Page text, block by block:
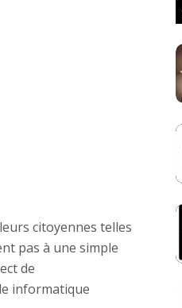
citoyennes telles
pas à une simple
de
informatique